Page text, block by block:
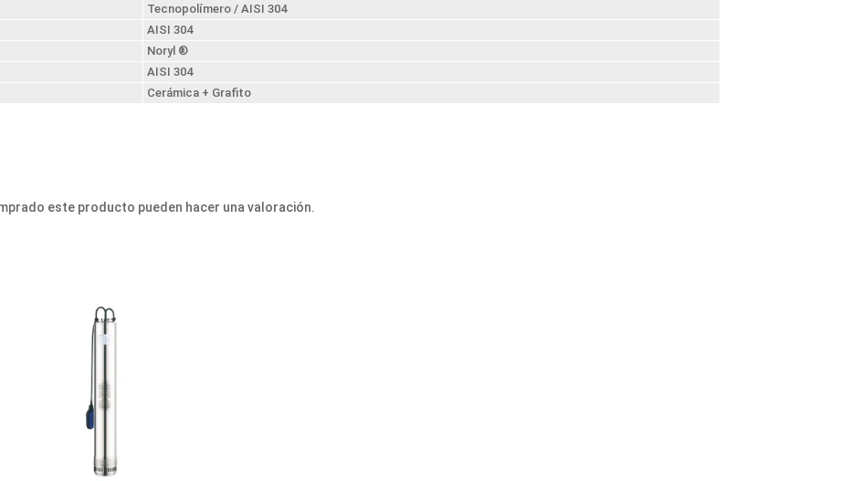
Tecnopolímero / AISI 304
AISI 304
Noryl ®
AISI 304
Cerámica + Grafito
este producto pueden hacer una valoración.